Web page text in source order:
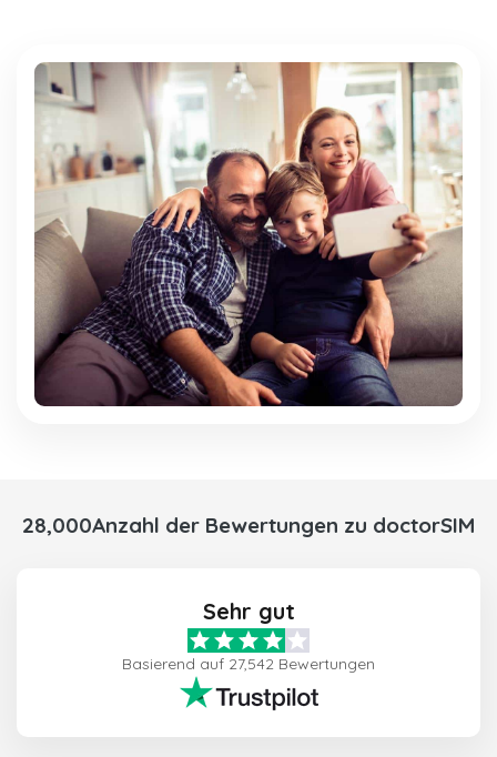
28,000Anzahl der Bewertungen zu doctorSIM
Sehr gut
Basierend auf 27,542 Bewertungen